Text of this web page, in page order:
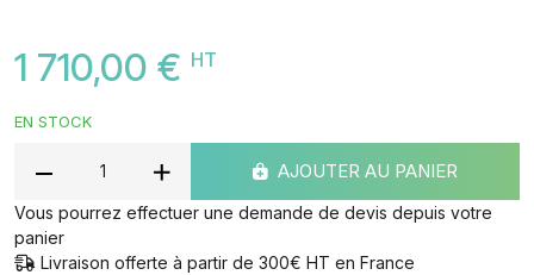
1 710,00 € HT
EN STOCK
AJOUTER AU PANIER
Vous pourrez effectuer une demande de devis depuis votre
panier
Livraison offerte à partir de 300€ HT en France